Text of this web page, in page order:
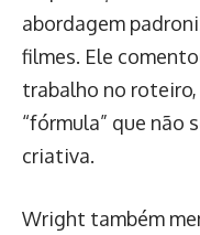
abordagem
filmes. Ele
trabalho no
“fórmula” que não
criativa.
Wright também